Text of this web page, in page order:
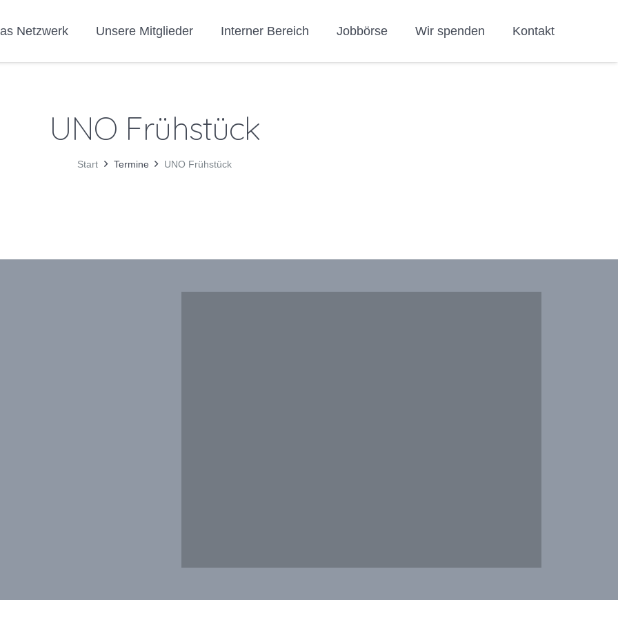
Netzwerk Unsere Mitglieder Interner Bereich Jobbörse Wir spenden Kontakt
UNO Frühstück
Start Termine UNO Frühstück